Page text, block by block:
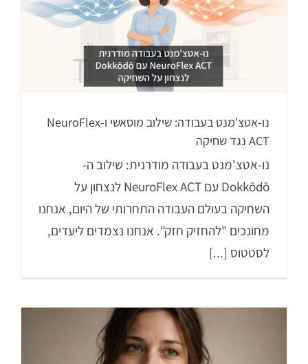
נו-אטצ'מנט בעבודה: שילוב מוסאשי ו-NeuroFlex
ACT נגד שחיקה
נו-אטצ'מנט בעבודה מודרנית: שילוב ה-
Dokkōdō עם NeuroFlex ACT לנצחון על
השחיקה בעולם העבודה התחרותי של היום, אנחנו
מחונכים "להחזיק חזק". אנחנו נצמדים ליעדים,
לסטטוס [...]